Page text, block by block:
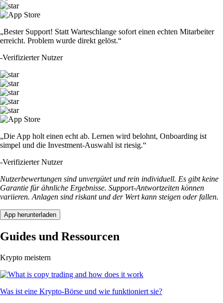
„Bester Support! Statt Warteschlange sofort einen echten Mitarbeiter
erreicht. Problem wurde direkt gelöst.“
-Verifizierter Nutzer
„Die App holt einen echt ab. Lernen wird belohnt, Onboarding ist
simpel und die Investment-Auswahl ist riesig.“
-Verifizierter Nutzer
Nutzerbewertungen sind unvergütet und rein individuell. Es gibt keine
Garantie für ähnliche Ergebnisse. Support-Antwortzeiten können
variieren. Anlagen sind riskant und der Wert kann steigen oder fallen.
App herunterladen
Guides und Ressourcen
Krypto meistern
Was ist eine Krypto-Börse und wie funktioniert sie?